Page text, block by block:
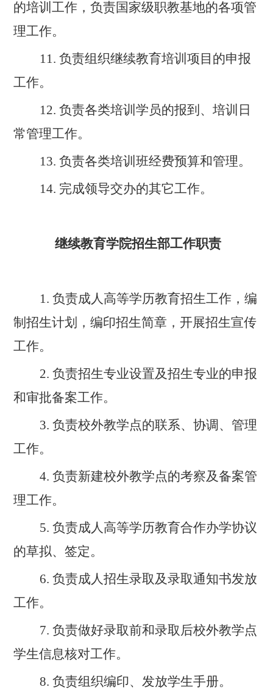
的培训工作，负责国家级职教基地的各项管
理工作。
11.负责组织继续教育培训项目的申报
工作。
12.负责各类培训学员的报到、培训日
常管理工作。
13.负责各类培训班经费预算和管理。
14. 完成领导交办的其它工作。
继续教育学院招生部工作职责
1.负责成人高等学历教育招生工作，编
制招生计划，编印招生简章，开展招生宣传
工作。
2.负责招生专业设置及招生专业的申报
和审批备案工作。
3.负责校外教学点的联系、协调、管理
工作。
4.负责新建校外教学点的考察及备案管
理工作。
5.负责成人高等学历教育合作办学协议
的草拟、签定。
6.负责成人招生录取及录取通知书发放
工作。
7.负责做好录取前和录取后校外教学点
学生信息核对工作。
8.负责组织编印、发放学生手册。